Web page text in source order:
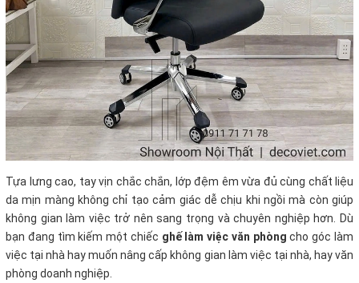
Tựa lưng cao, tay vịn chắc chắn, lớp đệm êm vừa đủ cùng chất liệu
da mịn màng không chỉ tạo cảm giác dễ chịu khi ngồi mà còn giúp
không gian làm việc trở nên sang trọng và chuyên nghiệp hơn. Dù
bạn đang tìm kiếm một chiếc ghế làm việc văn phòng cho góc làm
việc tại nhà hay muốn nâng cấp không gian làm việc tại nhà, hay văn
phòng doanh nghiệp.